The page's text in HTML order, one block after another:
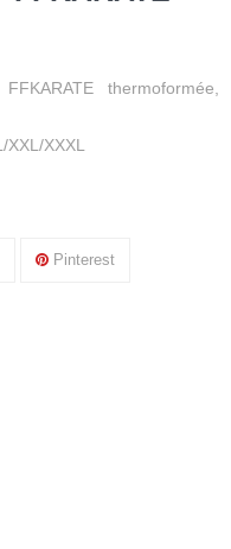
thermoformée,
XXXL
Pinterest